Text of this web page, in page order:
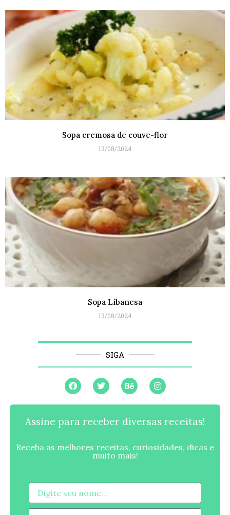
Sopa cremosa de couve-flor
13/08/2024
Sopa Libanesa
13/08/2024
SIGA
Assine para receber diversas receitas!
Receba as melhores receitas, curiosidades, dicas e
muito mais!